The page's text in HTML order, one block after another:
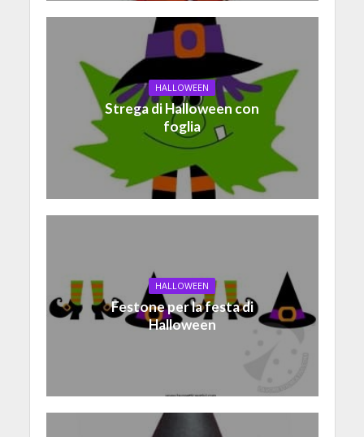
HALLOWEEN
Strega di Halloween con
foglia
HALLOWEEN
Festone per la festa di
Halloween